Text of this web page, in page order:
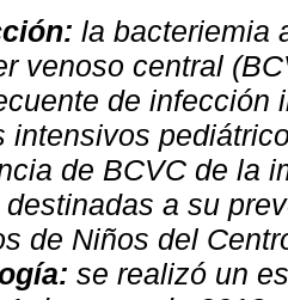
la bacteriemia
venoso central
de infección
intensivos
de BCVC de la
a su
de Niños del
se realizó un